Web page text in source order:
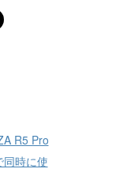
R5 Pro
同時に使